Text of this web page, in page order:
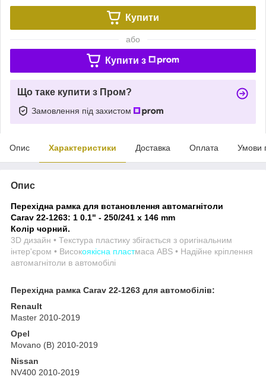
Купити
або
Купити з
Що таке купити з Пром?
Замовлення під захистом
Опис Характеристики Доставка Оплата Умови
Опис
Перехідна рамка для встановлення автомагнітоли
Carav 22-1263: 1 0.1" - 250/241 x 146 mm
Колір чорний.
3D дизайн • Текстура пластику збігається з оригінальним
інтер'єром • Високоякісна пластмаса ABS • Надійне кріплення
автомагнітоли в автомобілі
Перехідна рамка Carav 22-1263 для автомобілів:
Renault
Master 2010-2019
Opel
Movano (B) 2010-2019
Nissan
NV400 2010-2019